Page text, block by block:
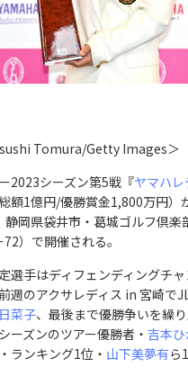
Tomura/Getty Images＞
2023シーズン第5戦『ヤマハレ
額1億円/優勝賞金1,800万円）
静岡県袋井市・葛城ゴルフ倶楽
）で開催される。
選手はディフェンディングチ
週のアクサレディス in 宮崎で
菜子、最後まで優勝争いを繰
ーズンのツアー優勝者・ 吉本ひ
ランキング1位・ 山下美夢有ら